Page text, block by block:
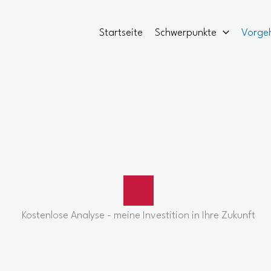
Startseite Schwerpunkte
Kostenlose Analyse - meine Investition in Ihre Zukunft